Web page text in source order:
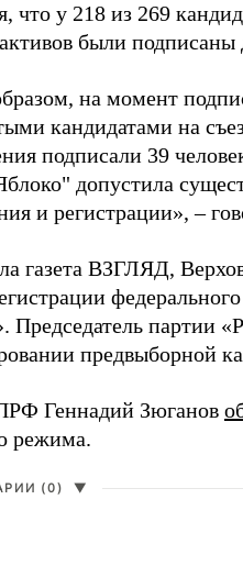
что у 218 из 269
были подписаны
на момент
кандидатами на
подписали 39
допустила
и регистрации», –
газета ВЗГЛЯД,
Председатель партии
предвыборной
Геннадий Зюганов
режима.
(0) ▼